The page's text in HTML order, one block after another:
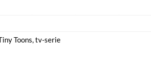
Toons,tv-serie